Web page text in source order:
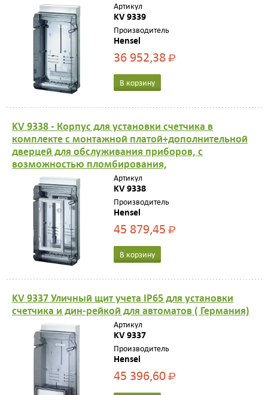
Артикул
KV 9339
Производитель
Hensel
36 952,38Р
В корзину
KV 9338 - Корпус для установки счетчика в
комплекте с монтажной платой+дополнительной
дверцей для обслуживания приборов, с
возможностью пломбирования,
Артикул
KV 9338
Производитель
Hensel
45 879,45Р
В корзину
KV 9337 Уличный щит учета IP65 для установки
счетчика и дин-рейкой для автоматов ( Германия)
Артикул
KV 9337
Производитель
Hensel
45 396,60Р